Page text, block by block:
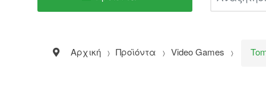
Αρχική Προϊόντα Video Games